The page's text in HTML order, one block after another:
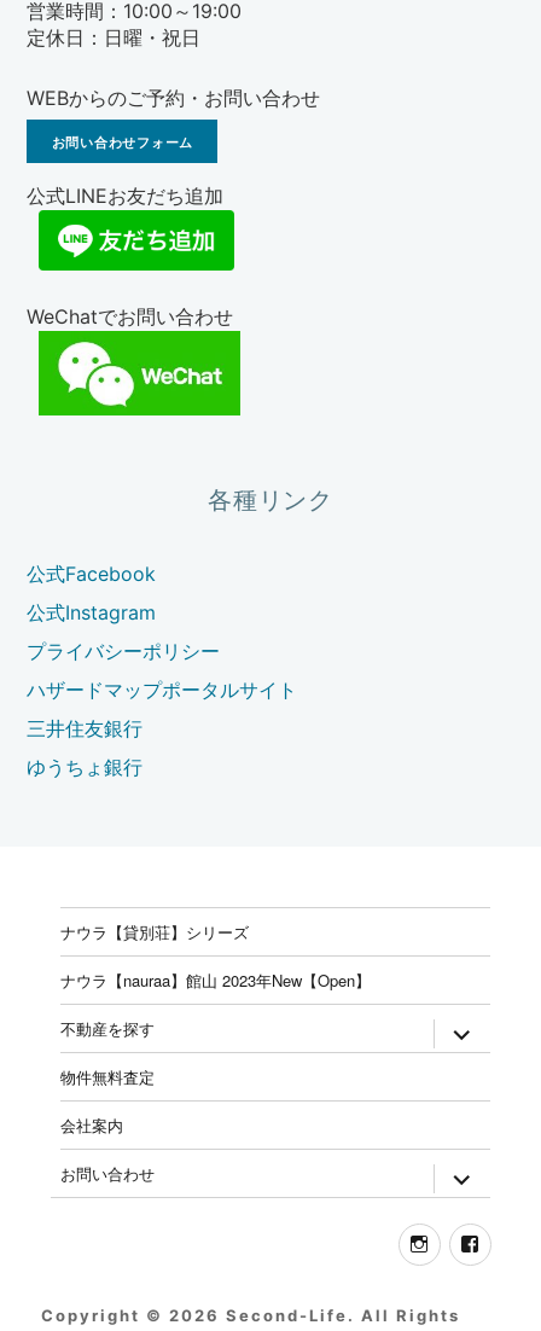
営業時間：10:00～19:00
定休日：日曜・祝日
WEBからのご予約・お問い合わせ
お問い合わせフォーム
公式LINEお友だち追加
WeChatでお問い合わせ
各種リンク
公式Facebook
公式Instagram
プライバシーポリシー
ハザードマップポータルサイト
三井住友銀行
ゆうちょ銀行
ナウラ【貸別荘】シリーズ
ナウラ【nauraa】館山 2023年New【Open】
不動産を探す expand
child
物件無料査定
会社案内
お問い合わせ expand
child
Instagram
Copyright © 2026 Second-Life. All Rights